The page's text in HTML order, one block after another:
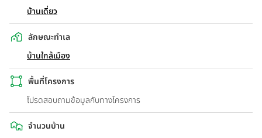
บ้านเดี่ยว
ลักษณะทำเล
บ้านใกล้เมือง
พื้นที่โครงการ
โปรดสอบถามข้อมูลกับทางโครงการ
จำนวนบ้าน